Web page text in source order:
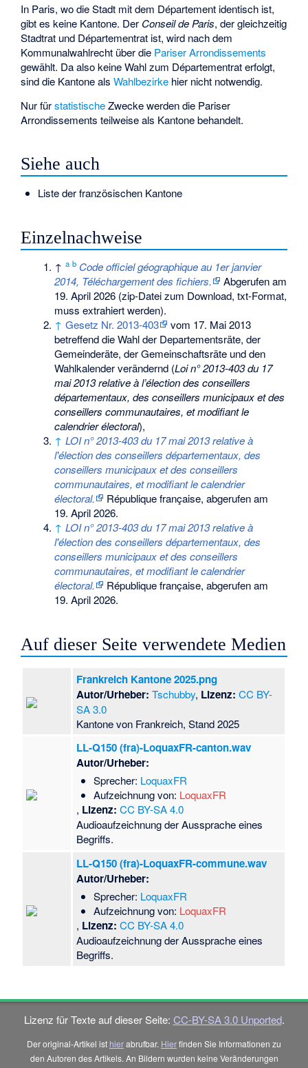
In Paris, wo die Stadt mit dem Département identisch ist,
gibt es keine Kantone. Der Conseil de Paris, der gleichzeitig
Stadtrat und Départementrat ist, wird nach dem
Kommunalwahlrecht über die Pariser Arrondissements
gewählt. Da also keine Wahl zum Départementrat erfolgt,
sind die Kantone alsWahlbezirke hier nicht notwendig.
Nur fürstatistischeZwecke werden die Pariser
Arrondissements teilweise als Kantone behandelt.
Siehe auch
Liste der französischen Kantone
Einzelnachweise
↑a b Code officiel géographique au 1er janvier
2014, Téléchargement des fichiers.
Abgerufen am
19. April 2026 (zip-Datei zum Download, txt-Format,
muss extrahiert werden).
↑ Gesetz Nr. 2013-403
vom 17. Mai 2013
betreffend die Wahl der Departementsräte, der
Gemeinderäte, der Gemeinschaftsräte und den
Wahlkalender verändernd (Loi n° 2013-403 du 17
mai 2013 relative à l’élection des conseillers
départementaux, des conseillers municipaux et des
conseillers communautaires, et modifiant le
calendrier électoral),
↑ LOI n° 2013-403 du 17 mai 2013 relative à
l'élection des conseillers départementaux, des
conseillers municipaux et des conseillers
communautaires, et modifiant le calendrier
électoral.
République française, abgerufen am
19. April 2026.
↑ LOI n° 2013-403 du 17 mai 2013 relative à
l'élection des conseillers départementaux, des
conseillers municipaux et des conseillers
communautaires, et modifiant le calendrier
électoral.
République française, abgerufen am
19. April 2026.
Auf dieser Seite verwendete Medien
Frankreich Kantone 2025.png
Autor/Urheber: Tschubby, Lizenz: CC BY-
SA 3.0
Kantone von Frankreich, Stand 2025
LL-Q150 (fra)-LoquaxFR-canton.wav
Autor/Urheber:
Sprecher: LoquaxFR
Aufzeichnung von: LoquaxFR
, Lizenz: CC BY-SA 4.0
Audioaufzeichnung der Aussprache eines
Begriffs.
LL-Q150 (fra)-LoquaxFR-commune.wav
Autor/Urheber:
Sprecher: LoquaxFR
Aufzeichnung von: LoquaxFR
, Lizenz: CC BY-SA 4.0
Audioaufzeichnung der Aussprache eines
Begriffs.
Lizenz für Texte auf dieser Seite: CC-BY-SA 3.0 Unported.
Der original-Artikel ist hierabrufbar. Hierfinden Sie Informationen zu
den Autoren des Artikels. An Bildern wurden keine Veränderungen